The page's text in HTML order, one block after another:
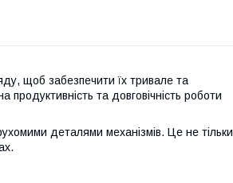
щоб забезпечити їх тривале та
та довговічність роботи
деталями механізмів. Це не тільки